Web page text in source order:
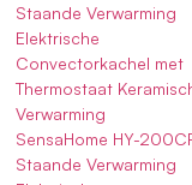
Staande Verwarming
Elektrische
Convectorkachel met
Thermostaat
Verwarming
SensaHome HY-
Staande Verwarming